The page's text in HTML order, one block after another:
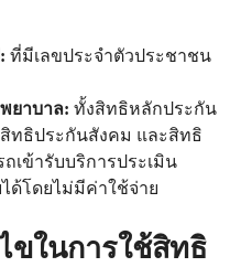
ที่มีเลขประจำตัวประชาชน
ยาบาล: ทั้งสิทธิหลักประกัน
ทธิประกันสังคม และสิทธิ
เข้ารับบริการประเมิน
ด้โดยไม่มีค่าใช้จ่าย
ขในการใช้สิทธิ